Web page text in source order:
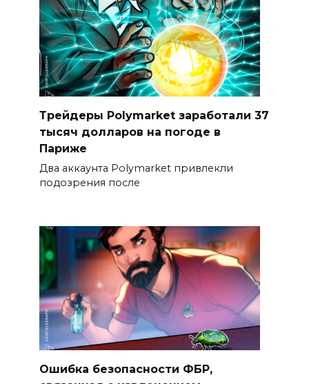
Трейдеры Polymarket заработали 37
тысяч долларов на погоде в
Париже
Два аккаунта Polymarket привлекли
подозрения после
Ошибка безопасности ФБР,